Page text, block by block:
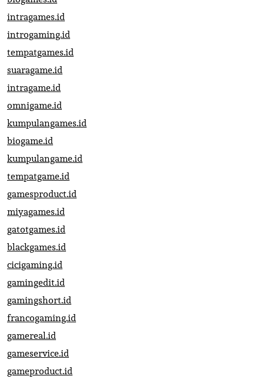
intragames.id
introgaming.id
tempatgames.id
suaragame.id
intragame.id
omnigame.id
kumpulangames.id
biogame.id
kumpulangame.id
tempatgame.id
gamesproduct.id
miyagames.id
gatotgames.id
blackgames.id
cicigaming.id
gamingedit.id
gamingshort.id
francogaming.id
gamereal.id
gameservice.id
gameproduct.id